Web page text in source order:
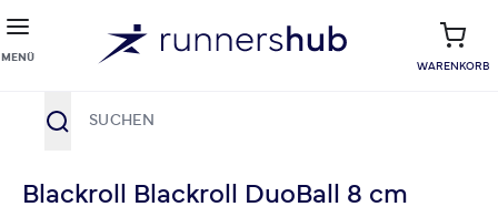
MENÜ
WARENKORB
Blackroll Blackroll DuoBall 8 cm